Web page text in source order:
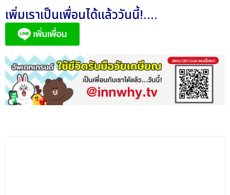
เพิ่มเราเป็นเพื่อนได้แล้ววันนี้!....